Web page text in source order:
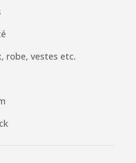
robe, vestes etc.